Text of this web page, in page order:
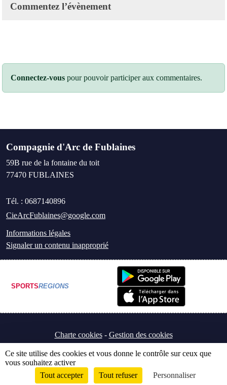
Commentez l’évènement
Connectez-vous pour pouvoir participer aux commentaires.
Compagnie d'Arc de Fublaines
59B rue de la fontaine du toit
77470 FUBLAINES
Tél. : 0687140896
CieArcFublaines@google.com
Informations légales
Signaler un contenu inapproprié
SPORTSREGIONS
Charte cookies Gestion des cookies
Envie de participer ? Connexion
Ce site utilise des cookies et vous donne le contrôle sur ceux que
vous souhaitez activer
Tout accepter
Tout refuser Personnaliser